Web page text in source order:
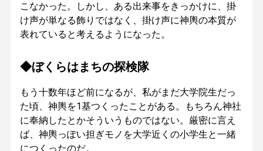
こなかった。しかし、ある出来事をきっかけに、掛
け声が単なる飾りではなく、掛け声に神輿の本質が
表れていると考えるようになった。
◆ぼくらはまちの探検隊
もう十数年ほど前になるが、私がまだ大学院生だっ
た頃、神輿を1基つくったことがある。もちろん神社
に奉納したとかそういうものではない。厳密に言え
ば、神輿っぽい担ぎモノを大学近くの小学生と一緒
につくったのだ。